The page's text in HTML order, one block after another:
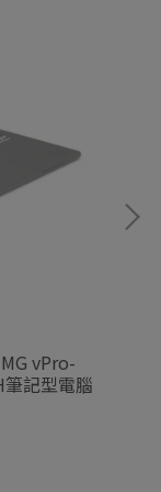
vPro-
筆記型電腦